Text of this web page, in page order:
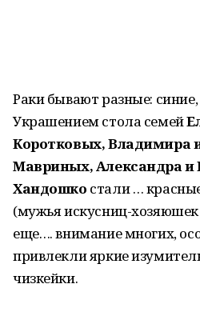
Раки бывают разные:
Украшением стола семей
Коротковых, Владимира
Мавриных, Александра и
Хандошко стали …
(мужья искусниц-
еще…. внимание многих,
привлекли яркие
чизкейки.